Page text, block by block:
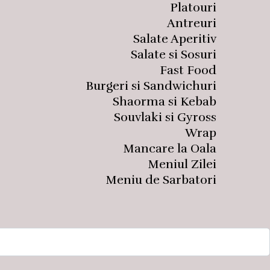
Platouri
Antreuri
Salate Aperitiv
Salate si Sosuri
Fast Food
Burgeri si Sandwichuri
Shaorma si Kebab
Souvlaki si Gyross
Wrap
Mancare la Oala
Meniul Zilei
Meniu de Sarbatori